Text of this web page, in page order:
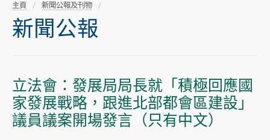
主頁 新聞公報及刊物
新聞公報
立法會：發展局局長就「積極回應國
家發展戰略，跟進北部都會區建設」
議員議案開場發言（只有中文）